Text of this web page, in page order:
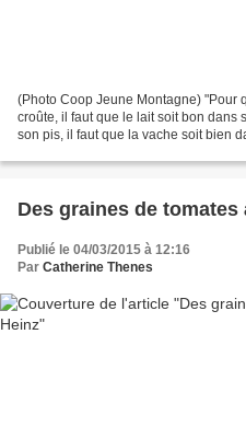
(Photo Coop Jeune Montagne) "Pour
croûte, il faut que le lait soit bon dans
son pis, il faut que la vache soit bien
Des graines de tomates
Publié le 04/03/2015 à 12:16
Par Catherine Thenes